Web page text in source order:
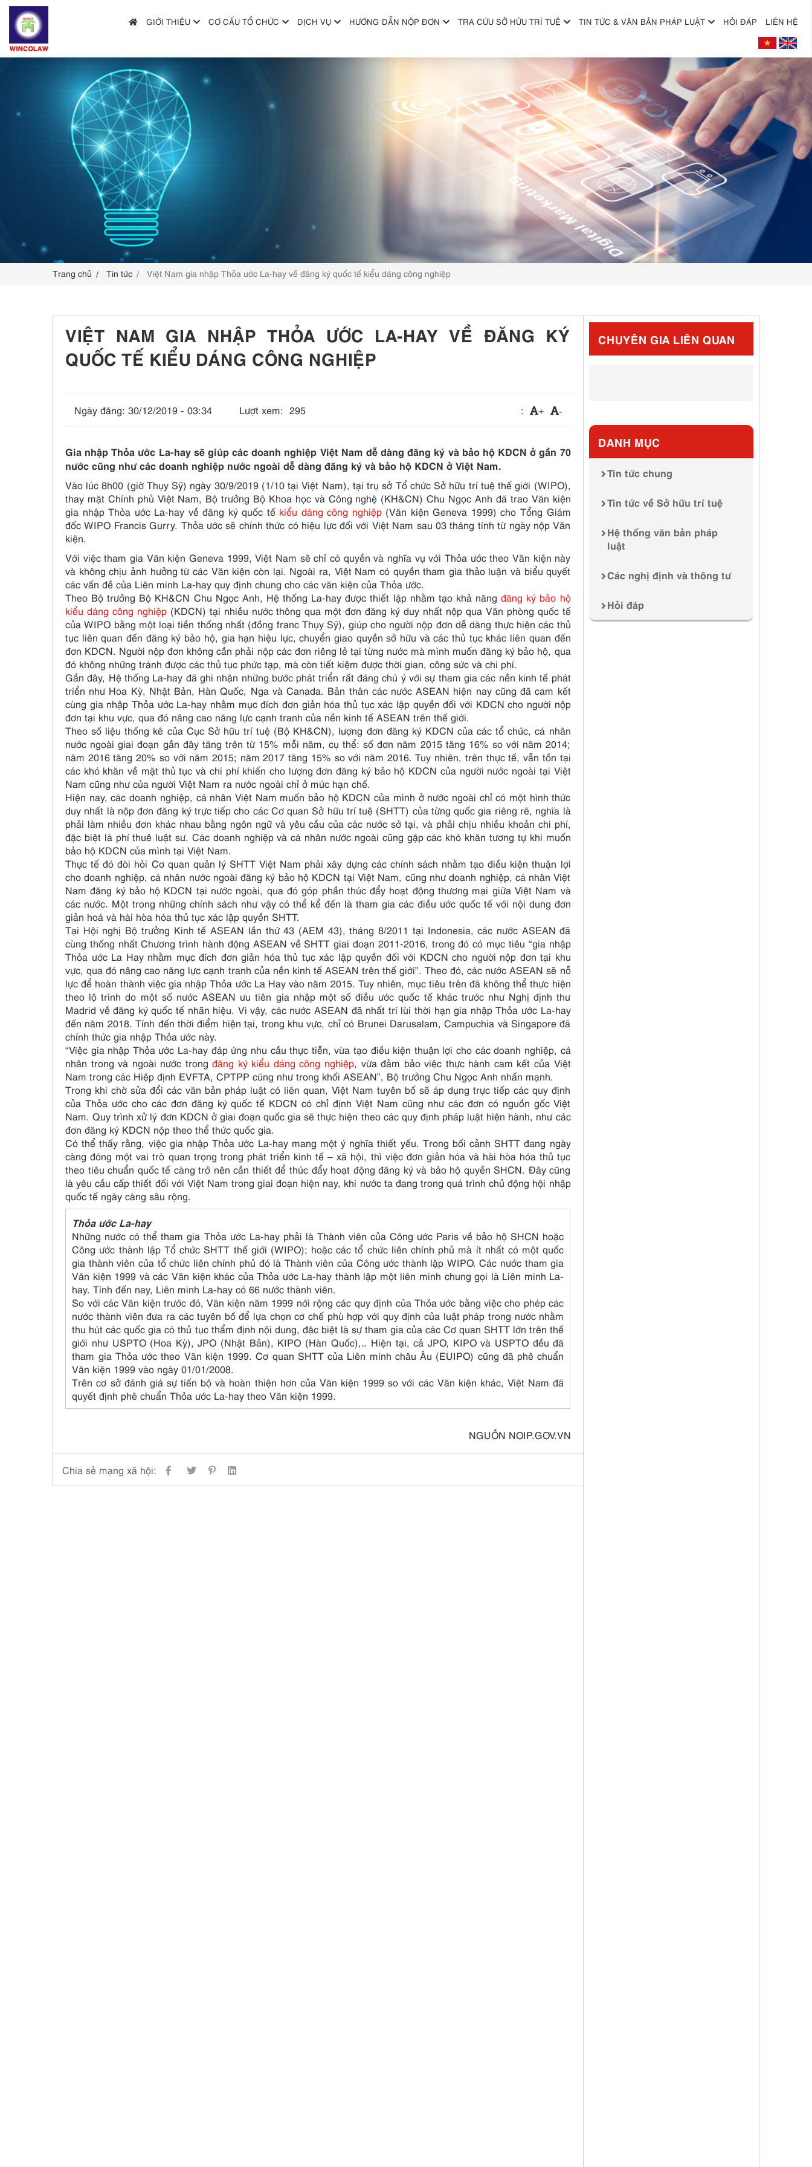
+
CƠ CẤU TỔ CHỨC +
+
HƯỚNG DẪN NỘP ĐƠN
TRA CỨU SỞ HỮU TRÍ TUỆ
TIN TỨC & VĂN BẢN PHÁP LUẬT
HỎI ĐÁP
GIỚI THIỆU CƠ CẤU TỔ CHỨC DỊCH VỤ HƯỚNG DẪN NỘP ĐƠN TRA CỨU SỞ HỮU TRÍ TUỆ TIN TỨC & VĂN BẢN PHÁP LUẬT HỎI ĐÁP LIÊN HỆ
Trang chủ Tin tức Việt Nam gia nhập Thỏa ước La-hay về đăng ký quốc tế kiểu dáng công nghiệp
VIỆT NAM GIA NHẬP THỎA ƯỚC LA-HAY VỀ ĐĂNG KÝ
QUỐC TẾ KIỂU DÁNG CÔNG NGHIỆP
Ngày đăng: 30/12/2019 - 03:34 Lượt xem: 295 : + -
Gia nhập Thỏa ước La-hay sẽ giúp các doanh nghiệp Việt Nam dễ dàng đăng ký và bảo hộ KDCN ở gần 70
nước cũng như các doanh nghiệp nước ngoài dễ dàng đăng ký và bảo hộ KDCN ở Việt Nam.
Vào lúc 8h00 (giờ Thụy Sỹ) ngày 30/9/2019 (1/10 tại Việt Nam), tại trụ sở Tổ chức Sở hữu trí tuệ thế giới (WIPO),
thay mặt Chính phủ Việt Nam, Bộ trưởng Bộ Khoa học và Công nghệ (KH&CN) Chu Ngọc Anh đã trao Văn kiện
gia nhập Thỏa ước La-hay về đăng ký quốc tế kiểu dáng công nghiệp(Văn kiện Geneva 1999) cho Tổng Giám
đốc WIPO Francis Gurry. Thỏa ước sẽ chính thức có hiệu lực đối với Việt Nam sau 03 tháng tính từ ngày nộp Văn
kiện.
Với việc tham gia Văn kiện Geneva 1999, Việt Nam sẽ chỉ có quyền và nghĩa vụ với Thỏa ước theo Văn kiện này
và không chịu ảnh hưởng từ các Văn kiện còn lại. Ngoài ra, Việt Nam có quyền tham gia thảo luận và biểu quyết
các vấn đề của Liên minh La-hay quy định chung cho các văn kiện của Thỏa ước.
Theo Bộ trưởng Bộ KH&CN Chu Ngọc Anh, Hệ thống La-hay được thiết lập nhằm tạo khả năngđăng ký bảo hộ
kiểu dáng công nghiệp(KDCN) tại nhiều nước thông qua một đơn đăng ký duy nhất nộp qua Văn phòng quốc tế
của WIPO bằng một loại tiền thống nhất (đồng franc Thụy Sỹ), giúp cho người nộp đơn dễ dàng thực hiện các thủ
tục liên quan đến đăng ký bảo hộ, gia hạn hiệu lực, chuyển giao quyền sở hữu và các thủ tục khác liên quan đến
đơn KDCN. Người nộp đơn không cần phải nộp các đơn riêng lẻ tại từng nước mà mình muốn đăng ký bảo hộ, qua
đó không những tránh được các thủ tục phức tạp, mà còn tiết kiệm được thời gian, công sức và chi phí.
Gần đây, Hệ thống La-hay đã ghi nhận những bước phát triển rất đáng chú ý với sự tham gia các nền kinh tế phát
triển như Hoa Kỳ, Nhật Bản, Hàn Quốc, Nga và Canada. Bản thân các nước ASEAN hiện nay cũng đã cam kết
cùng gia nhập Thỏa ước La-hay nhằm mục đích đơn giản hóa thủ tục xác lập quyền đối với KDCN cho người nộp
đơn tại khu vực, qua đó nâng cao năng lực cạnh tranh của nền kinh tế ASEAN trên thế giới.
Theo số liệu thống kê của Cục Sở hữu trí tuệ (Bộ KH&CN), lượng đơn đăng ký KDCN của các tổ chức, cá nhân
nước ngoài giai đoạn gần đây tăng trên từ 15% mỗi năm, cụ thể: số đơn năm 2015 tăng 16% so với năm 2014;
năm 2016 tăng 20% so với năm 2015; năm 2017 tăng 15% so với năm 2016. Tuy nhiên, trên thực tế, vẫn tồn tại
các khó khăn về mặt thủ tục và chi phí khiến cho lượng đơn đăng ký bảo hộ KDCN của người nước ngoài tại Việt
Nam cũng như của người Việt Nam ra nước ngoài chỉ ở mức hạn chế.
Hiện nay, các doanh nghiệp, cá nhân Việt Nam muốn bảo hộ KDCN của mình ở nước ngoài chỉ có một hình thức
duy nhất là nộp đơn đăng ký trực tiếp cho các Cơ quan Sở hữu trí tuệ (SHTT) của từng quốc gia riêng rẽ, nghĩa là
phải làm nhiều đơn khác nhau bằng ngôn ngữ và yêu cầu của các nước sở tại, và phải chịu nhiều khoản chi phí,
đặc biệt là phí thuê luật sư. Các doanh nghiệp và cá nhân nước ngoài cũng gặp các khó khăn tương tự khi muốn
bảo hộ KDCN của mình tại Việt Nam.
Thực tế đó đòi hỏi Cơ quan quản lý SHTT Việt Nam phải xây dựng các chính sách nhằm tạo điều kiện thuận lợi
cho doanh nghiệp, cá nhân nước ngoài đăng ký bảo hộ KDCN tại Việt Nam, cũng như doanh nghiệp, cá nhân Việt
Nam đăng ký bảo hộ KDCN tại nước ngoài, qua đó góp phần thúc đẩy hoạt động thương mại giữa Việt Nam và
các nước. Một trong những chính sách như vậy có thể kể đến là tham gia các điều ước quốc tế với nội dung đơn
giản hoá và hài hòa hóa thủ tục xác lập quyền SHTT.
Tại Hội nghị Bộ trưởng Kinh tế ASEAN lần thứ 43 (AEM 43), tháng 8/2011 tại Indonesia, các nước ASEAN đã
cùng thống nhất Chương trình hành động ASEAN về SHTT giai đoạn 2011-2016, trong đó có mục tiêu “gia nhập
Thỏa ước La Hay nhằm mục đích đơn giản hóa thủ tục xác lập quyền đối với KDCN cho người nộp đơn tại khu
vực, qua đó nâng cao năng lực cạnh tranh của nền kinh tế ASEAN trên thế giới”. Theo đó, các nước ASEAN sẽ nỗ
lực để hoàn thành việc gia nhập Thỏa ước La Hay vào năm 2015. Tuy nhiên, mục tiêu trên đã không thể thực hiện
theo lộ trình do một số nước ASEAN ưu tiên gia nhập một số điều ước quốc tế khác trước như Nghị định thư
Madrid về đăng ký quốc tế nhãn hiệu. Vì vậy, các nước ASEAN đã nhất trí lùi thời hạn gia nhập Thỏa ước La-hay
đến năm 2018. Tính đến thời điểm hiện tại, trong khu vực, chỉ có Brunei Darusalam, Campuchia và Singapore đã
chính thức gia nhập Thỏa ước này.
“Việc gia nhập Thỏa ước La-hay đáp ứng nhu cầu thực tiễn, vừa tạo điều kiện thuận lợi cho các doanh nghiệp, cá
nhân trong và ngoài nước trongđăng ký kiểu dáng công nghiệp, vừa đảm bảo việc thực hành cam kết của Việt
Nam trong các Hiệp định EVFTA, CPTPP cũng như trong khối ASEAN”, Bộ trưởng Chu Ngọc Anh nhấn mạnh.
Trong khi chờ sửa đổi các văn bản pháp luật có liên quan, Việt Nam tuyên bố sẽ áp dụng trực tiếp các quy định
của Thỏa ước cho các đơn đăng ký quốc tế KDCN có chỉ định Việt Nam cũng như các đơn có nguồn gốc Việt
Nam. Quy trình xử lý đơn KDCN ở giai đoạn quốc gia sẽ thực hiện theo các quy định pháp luật hiện hành, như các
đơn đăng ký KDCN nộp theo thể thức quốc gia.
Có thể thấy rằng, việc gia nhập Thỏa ước La-hay mang một ý nghĩa thiết yếu. Trong bối cảnh SHTT đang ngày
càng đóng một vai trò quan trọng trong phát triển kinh tế – xã hội, thì việc đơn giản hóa và hài hòa hóa thủ tục
theo tiêu chuẩn quốc tế càng trở nên cần thiết để thúc đẩy hoạt động đăng ký và bảo hộ quyền SHCN. Đây cũng
là yêu cầu cấp thiết đối với Việt Nam trong giai đoạn hiện nay, khi nước ta đang trong quá trình chủ động hội nhập
quốc tế ngày càng sâu rộng.
Thỏa ước La-hay
Những nước có thể tham gia Thỏa ước La-hay phải là Thành viên của Công ước Paris về bảo hộ SHCN hoặc
Công ước thành lập Tổ chức SHTT thế giới (WIPO); hoặc các tổ chức liên chính phủ mà ít nhất có một quốc
gia thành viên của tổ chức liên chính phủ đó là Thành viên của Công ước thành lập WIPO. Các nước tham gia
Văn kiện 1999 và các Văn kiện khác của Thỏa ước La-hay thành lập một liên minh chung gọi là Liên minh La-
hay. Tính đến nay, Liên minh La-hay có 66 nước thành viên.
So với các Văn kiện trước đó, Văn kiện năm 1999 nới rộng các quy định của Thỏa ước bằng việc cho phép các
nước thành viên đưa ra các tuyên bố để lựa chọn cơ chế phù hợp với quy định của luật pháp trong nước nhằm
thu hút các quốc gia có thủ tục thẩm định nội dung, đặc biệt là sự tham gia của các Cơ quan SHTT lớn trên thế
giới như USPTO (Hoa Kỳ), JPO (Nhật Bản), KIPO (Hàn Quốc),… Hiện tại, cả JPO, KIPO và USPTO đều đã
tham gia Thỏa ước theo Văn kiện 1999. Cơ quan SHTT của Liên minh châu Âu (EUIPO) cũng đã phê chuẩn
Văn kiện 1999 vào ngày 01/01/2008.
Trên cơ sở đánh giá sự tiến bộ và hoàn thiện hơn của Văn kiện 1999 so với các Văn kiện khác, Việt Nam đã
quyết định phê chuẩn Thỏa ước La-hay theo Văn kiện 1999.
NGUỒN NOIP.GOV.VN
Chia sẻ mạng xã hội:
CHUYÊN GIA LIÊN QUAN
DANH MỤC
Tin tức chung
Tin tức về Sở hữu trí tuệ
Hệ thống văn bản pháp
luật
Các nghị định và thông tư
Hỏi đáp